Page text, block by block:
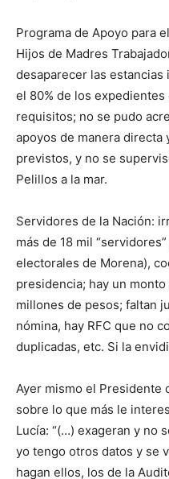
Programa de Apoyo para
Hijos de Madres
desaparecer las
el 80% de los
requisitos; no se pudo
apoyos de manera directa
previstos, y no se
Pelillos a la mar.
Servidores de la Nación:
más de 18 mil
electorales de Morena),
presidencia; hay un
millones de pesos; faltan
nómina, hay RFC que no
duplicadas, etc. Si la
Ayer mismo el Presidente
sobre lo que más le
Lucía: “(…) exageran y no
yo tengo otros datos y se
hagan ellos, los de la